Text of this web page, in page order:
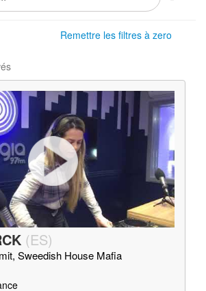
Remettre les filtres à zero
(ES)
Sweedish House Mafia